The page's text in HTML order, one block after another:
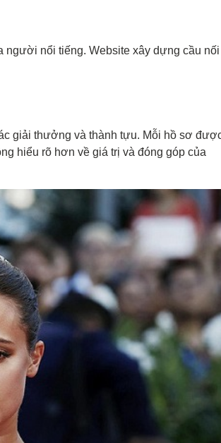
người nổi tiếng. Website xây dựng cầu nối
giải thưởng và thành tựu. Mỗi hồ sơ
hiểu rõ hơn về giá trị và đóng góp của